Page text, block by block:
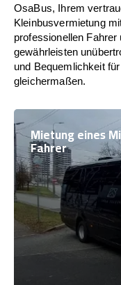
OsaBus, Ihrem
Kleinbusvermietung
professionellen Fahrer
gewährleisten
und Bequemlichkeit
gleichermaßen.
Mietung eines
Fahrer